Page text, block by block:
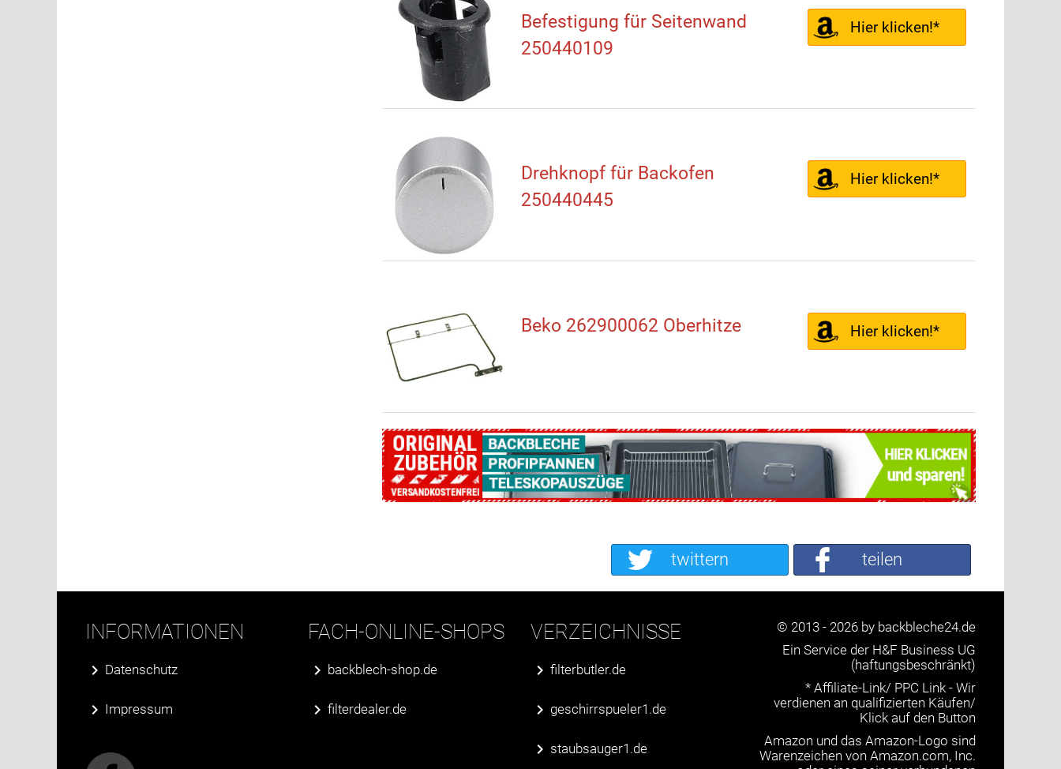
Befestigung für Seitenwand
250440109
Hier klicken!*
Drehknopf für Backofen
250440445
Hier klicken!*
Beko 262900062 Oberhitze Hier klicken!*
teilen
twittern
INFORMATIONEN
Datenschutz
Impressum
FACH-ONLINE-SHOPS
backblech-shop.de
filterdealer.de
VERZEICHNISSE
filterbutler.de
geschirrspueler1.de
staubsauger1.de
© 2013 - 2026 by backbleche24.de
Ein Service der H&F Business UG
(haftungsbeschränkt)
* Affiliate-Link/ PPC Link - Wir
verdienen an qualifizierten Käufen/
Klick auf den Button
Amazon und das Amazon-Logo sind
Warenzeichen von Amazon.com, Inc.